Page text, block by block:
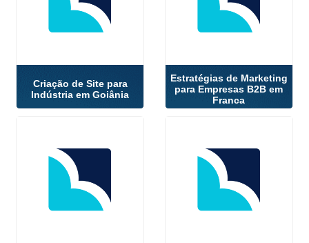
Criação de Site para
Indústria em Goiânia
Estratégias de Marketing
para Empresas B2B em
Franca